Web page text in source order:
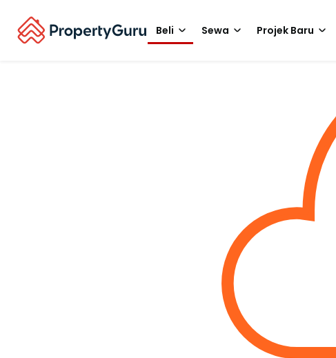
Beli Sewa Projek Baru